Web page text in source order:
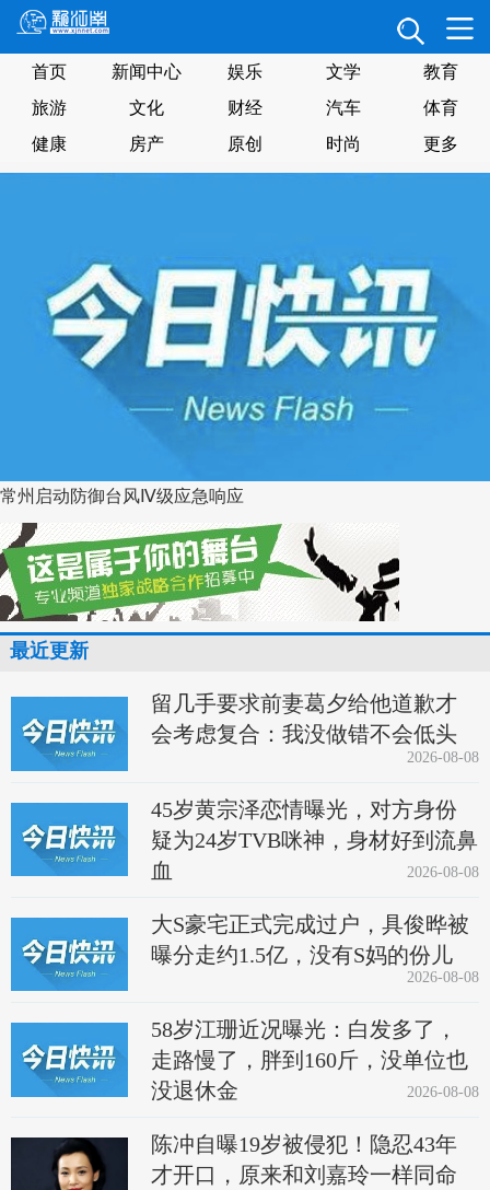
首页 新闻中心 娱乐 文学
教育
旅游
文化 财经 汽车
体育
健康
房产 原创 时尚 更多
常州启动防御台风Ⅳ级应急响应
最近更新
留几手要求前妻葛夕给他道歉才
会考虑复合：我没做错不会低头
2026-08-08
45岁黄宗泽恋情曝光，对方身份
疑为24岁TVB咪神，身材好到流鼻
血
2026-08-08
大S豪宅正式完成过户，具俊晔被
曝分走约1.5亿，没有S妈的份儿
2026-08-08
58岁江珊近况曝光：白发多了，
走路慢了，胖到160斤，没单位也
没退休金
2026-08-08
陈冲自曝19岁被侵犯！隐忍43年
才开口，原来和刘嘉玲一样同命